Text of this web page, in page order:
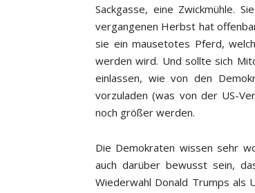
Sackgasse, eine Zwickmühle.
vergangenen Herbst hat
sie ein mausetotes Pferd,
werden wird. Und sollte sich
einlassen, wie von den
vorzuladen (was von der US-
noch größer werden.
Die Demokraten wissen sehr
auch darüber bewusst sein,
Wiederwahl Donald Trumps als